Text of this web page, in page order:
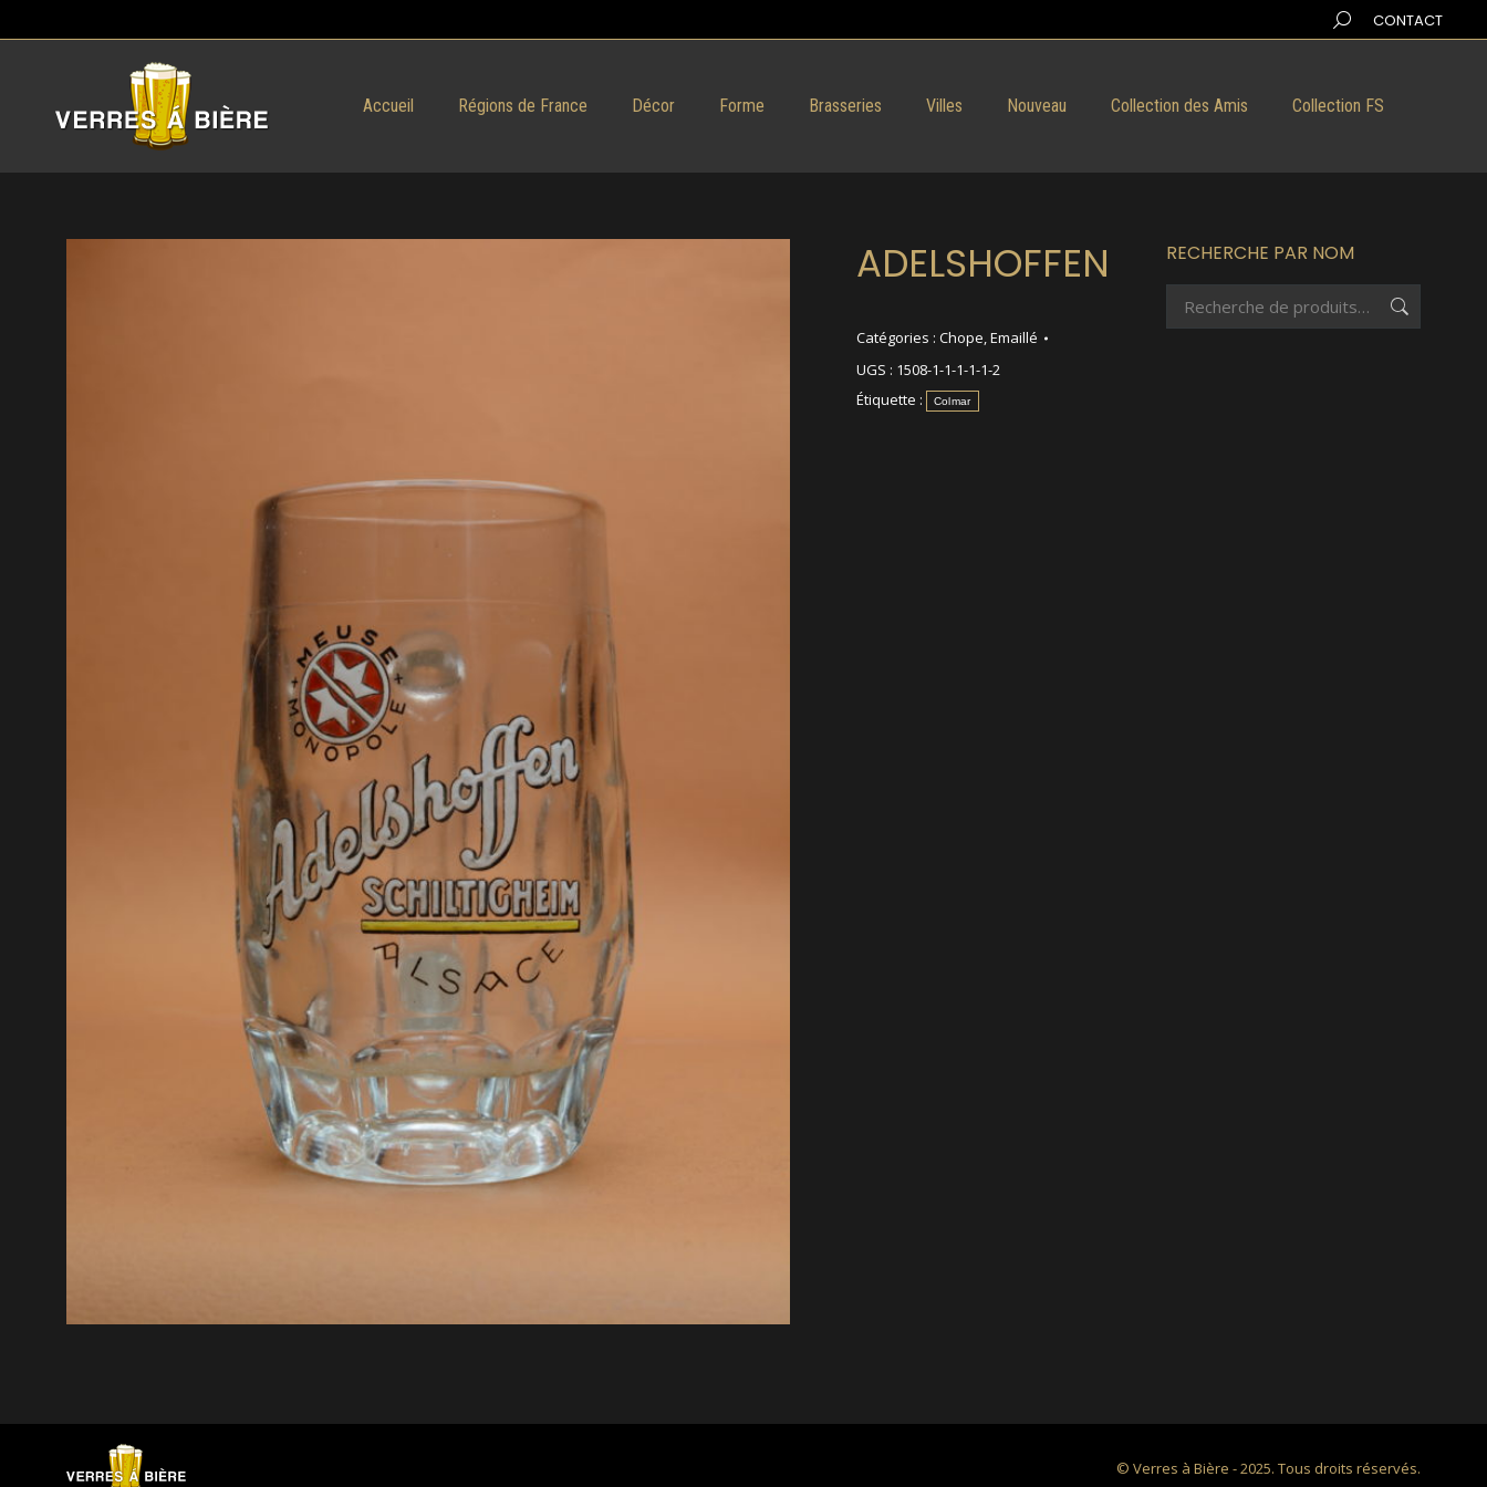
Search:CONTACT
Accueil Régions de France Décor Forme Brasseries Villes Nouveau Collection des Amis Collection FS
ADELSHOFFEN
Catégories : Chope,Emaillé
UGS : 1508-1-1-1-1-1-2
Étiquette :
Colmar
RECHERCHE PAR NOM
© Verres à Bière - 2025. Tous droits réservés.